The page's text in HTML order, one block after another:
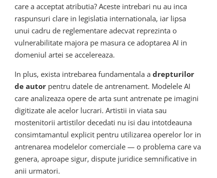
care a acceptat atributia? Aceste intrebari nu au inca
raspunsuri clare in legislatia internationala, iar lipsa
unui cadru de reglementare adecvat reprezinta o
vulnerabilitate majora pe masura ce adoptarea AI in
domeniul artei se accelereaza.
In plus, exista intrebarea fundamentala a drepturilor
de autor pentru datele de antrenament. Modelele AI
care analizeaza opere de arta sunt antrenate pe imagini
digitizate ale acelor lucrari. Artistii in viata sau
mostenitorii artistilor decedati nu isi dau intotdeauna
consimtamantul explicit pentru utilizarea operelor lor in
antrenarea modelelor comerciale — o problema care va
genera, aproape sigur, dispute juridice semnificative in
anii urmatori.